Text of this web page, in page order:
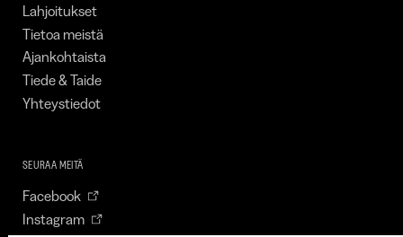
Lahjoitukset
Tietoa meistä
Ajankohtaista
Tiede & Taide
Yhteystiedot
SEURAA MEITÄ
Facebook
Instagram